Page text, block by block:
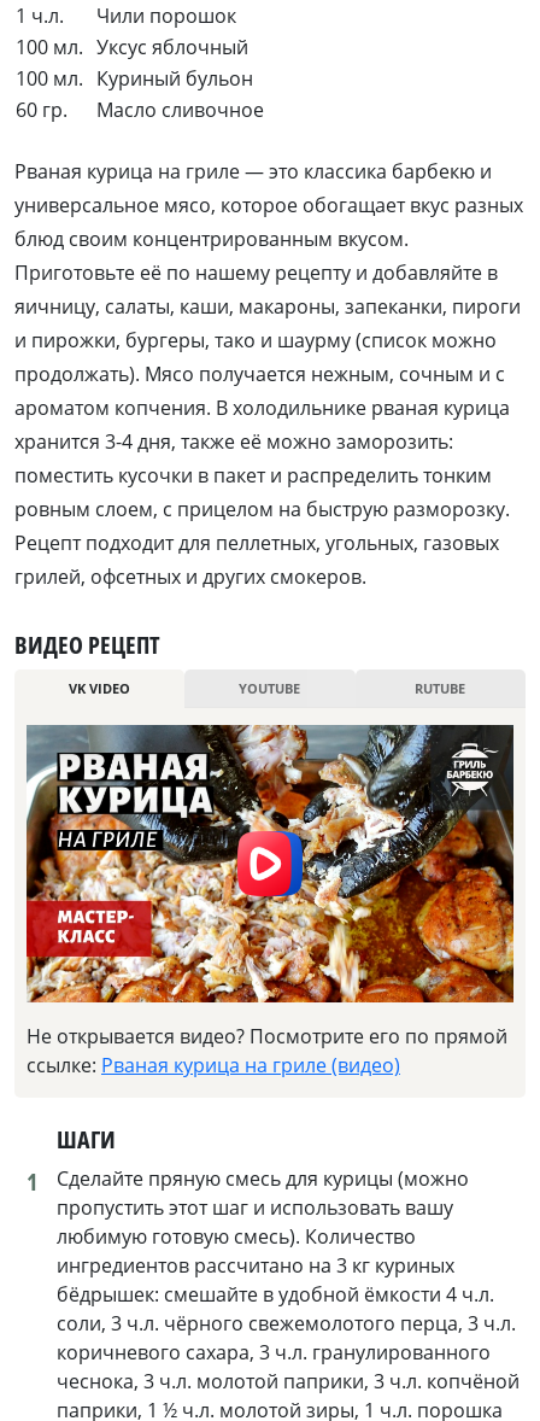
1 ч.л.
Чили порошок
100 мл. Уксус яблочный
100 мл. Куриный бульон
60 гр.
Масло сливочное
Рваная курица на гриле — это классика барбекю и
универсальное мясо, которое обогащает вкус разных
блюд своим концентрированным вкусом.
Приготовьте её по нашему рецепту и добавляйте в
яичницу, салаты, каши, макароны, запеканки, пироги
и пирожки, бургеры, тако и шаурму (список можно
продолжать). Мясо получается нежным, сочным и с
ароматом копчения. В холодильнике рваная курица
хранится 3-4 дня, также её можно заморозить:
поместить кусочки в пакет и распределить тонким
ровным слоем, с прицелом на быструю разморозку.
Рецепт подходит для пеллетных, угольных, газовых
грилей, офсетных и других смокеров.
ВИДЕО РЕЦЕПТ
VK VIDEO YOUTUBE RUTUBE
Не открывается видео? Посмотрите его по прямой
ссылке: Рваная курица на гриле (видео)
ШАГИ
1
Сделайте пряную смесь для курицы (можно
пропустить этот шаг и использовать вашу
любимую готовую смесь). Количество
ингредиентов рассчитано на 3 кг куриных
бёдрышек: смешайте в удобной ёмкости 4 ч.л.
соли, 3 ч.л. чёрного свежемолотого перца, 3 ч.л.
коричневого сахара, 3 ч.л. гранулированного
чеснока, 3 ч.л. молотой паприки, 3 ч.л. копчёной
паприки, 1 ½ ч.л. молотой зиры, 1 ч.л. порошка